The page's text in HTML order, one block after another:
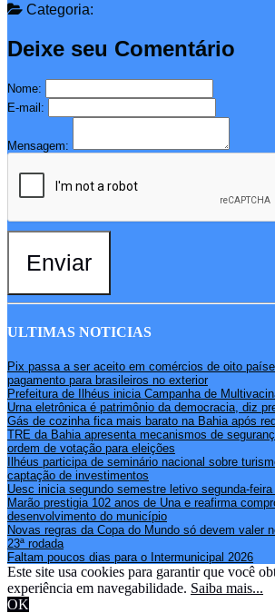
Categoria:
Deixe seu Comentário
Nome:
E-mail:
Mensagem:
Enviar
ULTIMAS NOTICIAS
Pix passa a ser aceito em comércios de oito
pagamento para brasileiros no exterior
Prefeitura de Ilhéus inicia Campanha de
Urna eletrônica é patrimônio da democracia, diz
Gás de cozinha fica mais barato na Bahia após
TRE da Bahia apresenta mecanismos de
ordem de votação para eleições
Ilhéus participa de seminário nacional sobre
captação de investimentos
Uesc inicia segundo semestre letivo segunda-feira
Marão prestigia 102 anos de Una e reafirma
desenvolvimento do município
Novas regras da Copa do Mundo só devem valer
23ª rodada
Faltam poucos dias para o Intermunicipal 2026
Este site usa cookies para garantir que você
experiência em navegabilidade. Saiba mais...
OK